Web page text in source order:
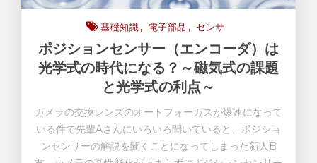
基礎知識 電子部品 センサ
ポジションセンサー（エンコーダ）は
光学式の時代になる？～磁気式の課題
と光学式の利点～
カメラの交換レンズのオートフォーカスが爆速になって
いる件で先輩Aさんにいろいろ聞いていると、ポジショ
ンセンサーの解説を聞くことになってしまった新人B